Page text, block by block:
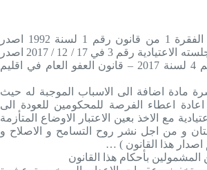
وفقا لأحكام المادة 56 الفقرة 1 من قانون رقم 1 لسنة 1992 اصدر
برلمان كوردستان في جلسته الاعتيادية رقم 3 في 17 / 12 / 2017 اصدر
هذا القانون ( قانون رقم 4 لسنة 2017 – قانون العفو العام في اقليم
مادة اضافة الى الاسباب الموجبة له حيث
اعطاء الفرصة للمحكومين للعودة الى
مع الاخذ بعين الاعتبار الاوضاع المتأزمة
و من اجل نشر روح التسامح و الاصلاح و
اصدار هذا القانون ) …
المشمولين بأحكام هذا القانون